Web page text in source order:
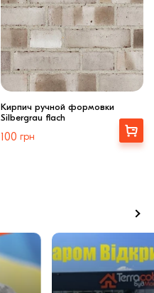
Кирпич ручной формовки
Silbergrau flach
100 грн
Купити